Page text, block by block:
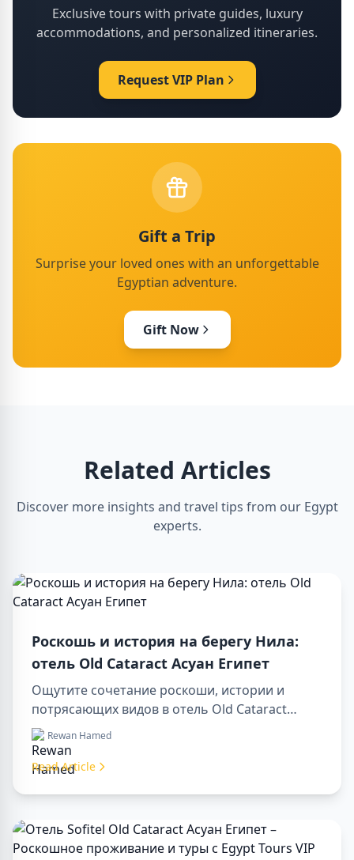
Exclusive tours with private guides, luxury
accommodations, and personalized itineraries.
Request VIP Plan
Gift a Trip
Surprise your loved ones with an unforgettable
Egyptian adventure.
Gift Now
Related Articles
Discover more insights and travel tips from our Egypt
experts.
Роскошь и история на берегу Нила:
отель Old Cataract Асуан Египет
Ощутите сочетание роскоши, истории и
потрясающих видов в отель Old Cataract
Асуан Египет. Исследуйте незабываемые day
tours in luxor egypt и отправьтесь в памятный
day trip to aswan from luxor.
Rewan Hamed
Read Article